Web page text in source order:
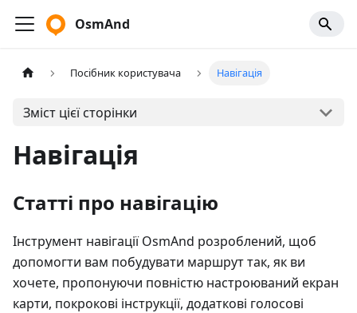
OsmAnd
Посібник користувача Навігація
Зміст цієї сторінки
Навігація
Статті про навігацію
Інструмент навігації OsmAnd розроблений, щоб
допомогти вам побудувати маршрут так, як ви
хочете, пропонуючи повністю настроюваний екран
карти, покрокові інструкції, додаткові голосові